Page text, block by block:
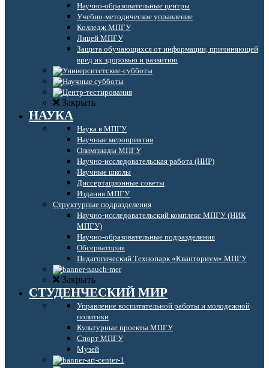
Научно-образовательные центры
Учебно-методическое управление
Колледж МПГУ
Лицей МПГУ
Защита обучающихся от информации, причиняющей
вред их здоровью и развитию
Закрыть
НАУКА
Наука в МПГУ
Научные мероприятия
Олимпиады МПГУ
Научно-исследовательская работа (НИР)
Научные школы
Диссертационные советы
Издания МПГУ
Структурные подразделения
Научно-исследовательский комплекс МПГУ (НИК
МПГУ)
Научно-образовательные подразделения
Обсерватория
Педагогический Технопарк «Кванториум» МПГУ
Закрыть
СТУДЕНЧЕСКИЙ МИР
Управление воспитательной работы и молодежной
политики
Культурные проекты МПГУ
Спорт МПГУ
Музей